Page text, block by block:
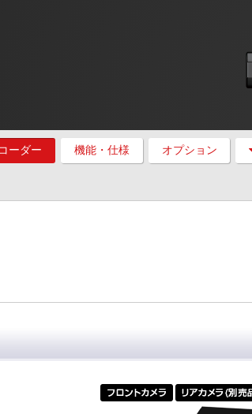
ーダー 機能・仕様 オプション